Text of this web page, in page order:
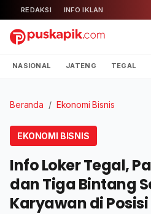
REDAKSI INFO IKLAN
NASIONAL JATENG TEGAL
Beranda / Ekonomi Bisnis
EKONOMI BISNIS
Info Loker Tegal,
dan Tiga Bintang
Karyawan di Posisi